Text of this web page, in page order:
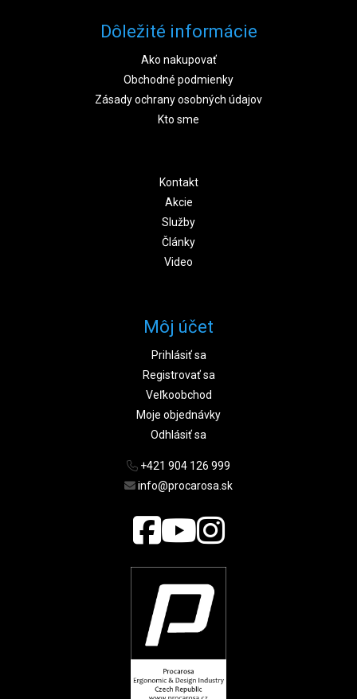
Dôležité informácie
Ako nakupovať
Obchodné podmienky
Zásady ochrany osobných údajov
Kto sme
Kontakt
Akcie
Služby
Články
Video
Môj účet
Prihlásiť sa
Registrovať sa
Veľkoobchod
Moje objednávky
Odhlásiť sa
+421 904 126 999
info@procarosa.sk